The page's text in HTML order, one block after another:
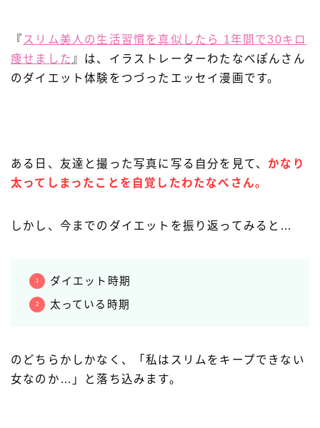
『 スリム美人の生活習慣を真似したら 1年間で30キロ
痩せました 』は、イラストレーターわたなべぽんさん
のダイエット体験をつづったエッセイ漫画です。
ある日、友達と撮った写真に写る自分を見て、 かなり
太ってしまったことを自覚したわたなべさん。
しかし、今までのダイエットを振り返ってみると…
ダイエット時期
太っている時期
のどちらかしかなく、「私はスリムをキープできない
女なのか…」と落ち込みます。